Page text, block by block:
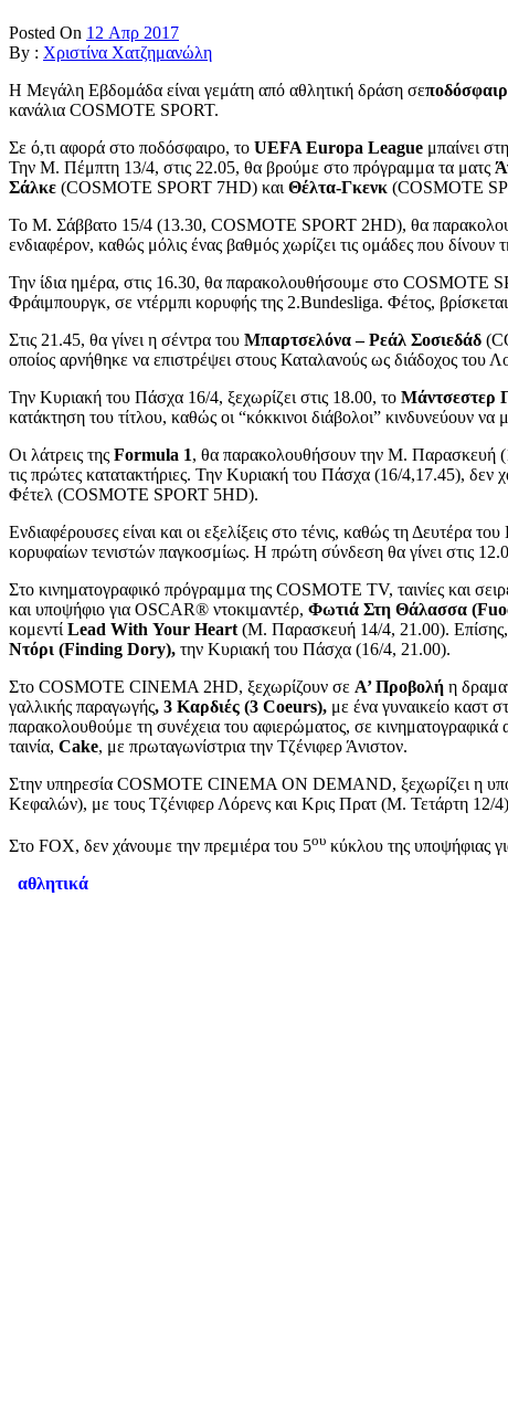
Posted On 12 Απρ 2017
By : Χριστίνα Χατζημανώλη
H Μεγάλη Εβδομάδα είναι γεμάτη από αθλητική δράση σε
κανάλια COSMOTE SPORT.
Σε ό,τι αφορά στο ποδόσφαιρο, το UEFA Europa League μπαίνει
Την Μ. Πέμπτη 13/4, στις 22.05, θα βρούμε στο πρόγραμμα τα ματς
Σάλκε (COSMOTE SPORT 7HD) και Θέλτα-Γκενκ (COSMOTE
Το Μ. Σάββατο 15/4 (13.30, COSMOTE SPORT 2HD), θα
ενδιαφέρον, καθώς μόλις ένας βαθμός χωρίζει τις ομάδες που
Την ίδια ημέρα, στις 16.30, θα παρακολουθήσουμε στο COSMOTE
Φράιμπουργκ, σε ντέρμπι κορυφής της 2.Bundesliga. Φέτος,
Στις 21.45, θα γίνει η σέντρα του Μπαρτσελόνα – Ρεάλ Σοσιεδάδ
οποίος αρνήθηκε να επιστρέψει στους Καταλανούς ως διάδοχος του
Την Κυριακή του Πάσχα 16/4, ξεχωρίζει στις 18.00, το Μάντσεστερ
κατάκτηση του τίτλου, καθώς οι “κόκκινοι διάβολοι” κινδυνεύουν
Οι λάτρεις της Formula 1, θα παρακολουθήσουν την Μ. Παρασκευή
τις πρώτες κατατακτήριες. Την Κυριακή του Πάσχα (16/4,17.45), δεν
Φέτελ (COSMOTE SPORT 5HD).
Ενδιαφέρουσες είναι και οι εξελίξεις στο τένις, καθώς τη
κορυφαίων τενιστών παγκοσμίως. Η πρώτη σύνδεση θα γίνει στις
Στο κινηματογραφικό πρόγραμμα της COSMOTE TV, ταινίες και
και υποψήφιο για OSCAR® ντοκιμαντέρ, Φωτιά Στη Θάλασσα (
κομεντί Lead With Your Heart (Μ. Παρασκευή 14/4, 21.00). Επίσης,
Ντόρι (Finding Dory), την Κυριακή του Πάσχα (16/4, 21.00).
Στο COSMOTE CINEMA 2HD, ξεχωρίζουν σε Α’ Προβολή η
γαλλικής παραγωγής, 3 Καρδιές (3 Coeurs), με ένα γυναικείο καστ
παρακολουθούμε τη συνέχεια του αφιερώματος, σε
ταινία, Cake, με πρωταγωνίστρια την Τζένιφερ Άνιστον.
Στην υπηρεσία COSMOTE CINEMA ON DEMAND, ξεχωρίζει η
Κεφαλών), με τους Τζένιφερ Λόρενς και Κρις Πρατ (Μ. Τετάρτη 12/
Στο FOX, δεν χάνουμε την πρεμιέρα του 5ου κύκλου της υποψήφιας
αθλητικά